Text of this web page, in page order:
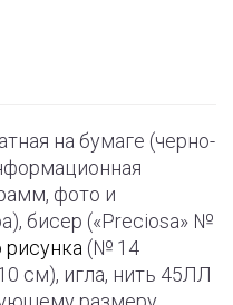
на бумаге (черно-
фото и
бисер («Preciosa» №
рисунка (№ 14
см), игла, нить 45ЛЛ